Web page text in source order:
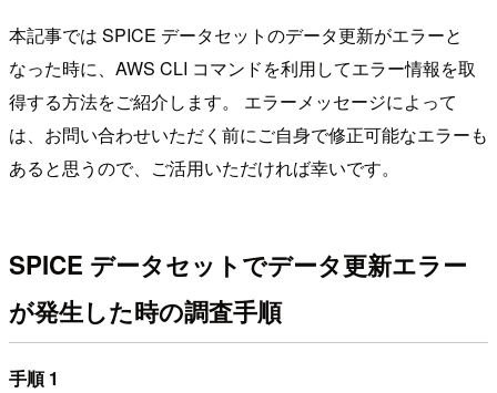
本記事では SPICE データセットのデータ更新がエラーと
なった時に、AWS CLI コマンドを利用してエラー情報を取
得する方法をご紹介します。 エラーメッセージによって
は、お問い合わせいただく前にご自身で修正可能なエラーも
あると思うので、ご活用いただければ幸いです。
SPICE データセットでデータ更新エラー
が発生した時の調査手順
手順 1